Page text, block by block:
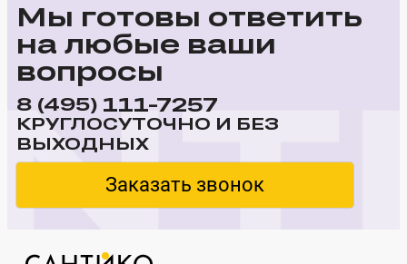
Мы готовы ответить
на любые ваши
вопросы
8 (495) 111-7257
КРУГЛОСУТОЧНО И БЕЗ
ВЫХОДНЫХ
Заказать звонок